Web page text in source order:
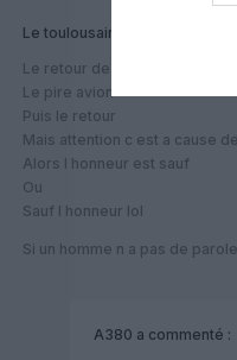
Le toulousain
Le retour de la girouette
Le pire avion
Puis le retour
Mais attention c est a cause
Alors l honneur est sauf
Ou
Sauf l honneur lol
Si un homme n a pas de
A380 a commenté :